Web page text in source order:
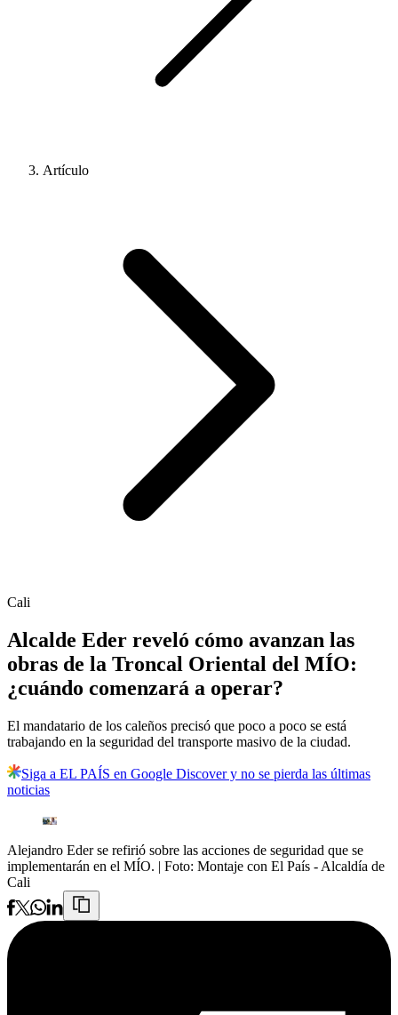
Artículo
Cali
Alcalde Eder reveló cómo avanzan las
obras de la Troncal Oriental del MÍO:
¿cuándo comenzará a operar?
El mandatario de los caleños precisó que poco a poco se está
trabajando en la seguridad del transporte masivo de la ciudad.
Siga a EL PAÍS en Google Discover y no se pierda las últimas
noticias
Alejandro Eder se refirió sobre las acciones de seguridad que se
implementarán en el MÍO. | Foto: Montaje con El País - Alcaldía de
Cali